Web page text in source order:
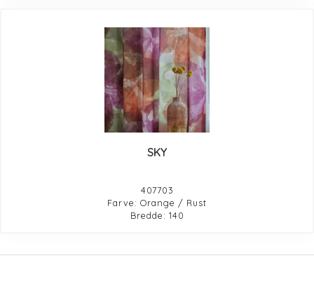
SKY
407703
Farve: Orange / Rust
Bredde: 140